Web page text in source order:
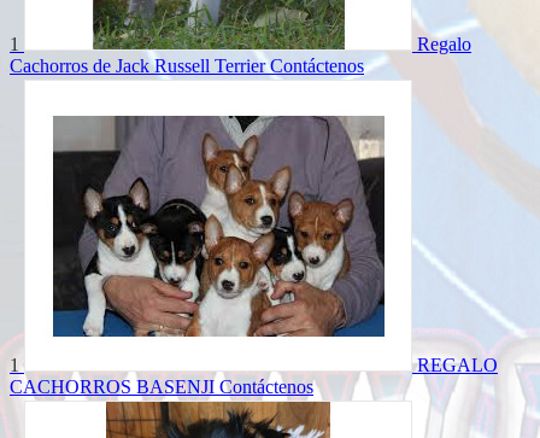
1
Regalo
Cachorros de Jack Russell Terrier Contáctenos
1
REGALO
CACHORROS BASENJI Contáctenos